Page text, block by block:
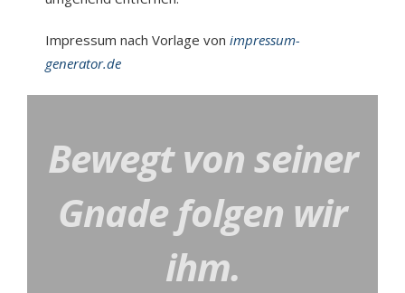
Impressum nach Vorlage von impressum-
generator.de
Bewegt von seiner
Gnade folgen wir
ihm.